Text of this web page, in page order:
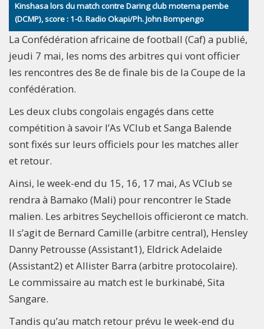
Kinshasa lors du match contre Daring club motema pembe
(DCMP), score : 1-0. Radio Okapi/Ph. John Bompengo
La Confédération africaine de football (Caf) a publié,
jeudi 7 mai, les noms des arbitres qui vont officier
les rencontres des 8e de finale bis de la Coupe de la
confédération.
Les deux clubs congolais engagés dans cette
compétition à savoir l’As VClub et Sanga Balende
sont fixés sur leurs officiels pour les matches aller
et retour.
Ainsi, le week-end du 15, 16, 17 mai, As VClub se
rendra à Bamako (Mali) pour rencontrer le Stade
malien. Les arbitres Seychellois officieront ce match.
Il s’agit de Bernard Camille (arbitre central), Hensley
Danny Petrousse (Assistant1), Eldrick Adelaide
(Assistant2) et Allister Barra (arbitre protocolaire).
Le commissaire au match est le burkinabé, Sita
Sangare.
Tandis qu’au match retour prévu le week-end du